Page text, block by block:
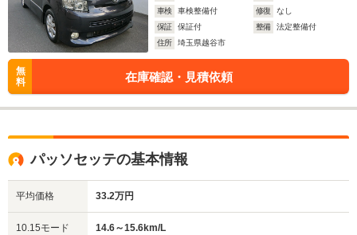
車検
車検整備付 修復
なし
保証
保証付 整備
法定整備付
住所
埼玉県越谷市
無
料
在庫確認・見積依頼
パッソセッテの基本情報
平均価格 33.2万円
10.15モード
14.6～15.6km/L